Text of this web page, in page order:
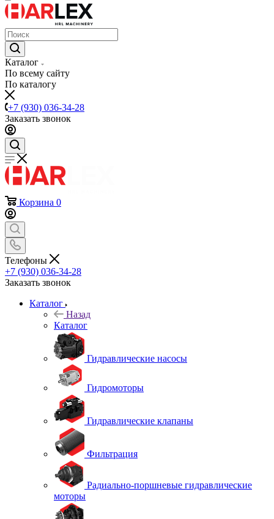
Каталог
По всему сайту
По каталогу
+7 (930) 036-34-28
Заказать звонок
Корзина 0
Телефоны
+7 (930) 036-34-28
Заказать звонок
Каталог
Назад
Каталог
Гидравлические насосы
Гидромоторы
Гидравлические клапаны
Фильтрация
Радиально-поршневые гидравлические
моторы